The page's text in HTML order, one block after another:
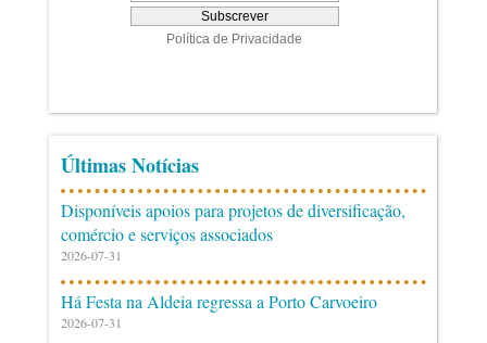
Últimas Notícias
Disponíveis apoios para projetos de diversificação,
comércio e serviços associados
2026-07-31
Há Festa na Aldeia regressa a Porto Carvoeiro
2026-07-31